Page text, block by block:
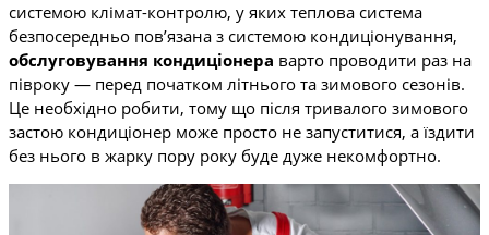
системою клімат-контролю, у яких теплова система
безпосередньо пов’язана з системою кондиціонування,
обслуговування кондиціонера варто проводити раз на
півроку — перед початком літнього та зимового сезонів.
Це необхідно робити, тому що після тривалого зимового
застою кондиціонер може просто не запуститися, а їздити
без нього в жарку пору року буде дуже некомфортно.